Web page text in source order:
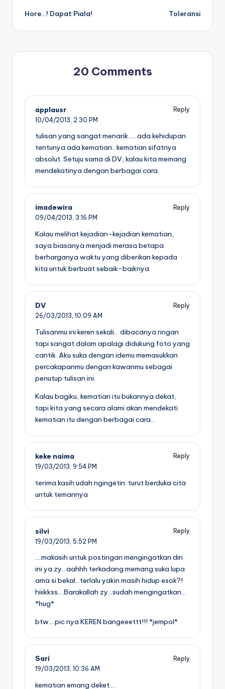
navigation
Hore…! Dapat Piala!
Toleransi
20 Comments
applausr
Reply
10/04/2013, 2:30 PM
tulisan yang sangat menarik….. ada kehidupan
tentunya ada kematian.. kematian sifatnya
absolut. Setuju sama di DV, kalau kita memang
mendekatinya dengan berbagai cara.
imadewira
Reply
09/04/2013, 3:16 PM
Kalau melihat kejadian-kejadian kematian,
saya biasanya menjadi merasa betapa
berharganya waktu yang diberikan kepada
kita untuk berbuat sebaik-baiknya.
DV
Reply
26/03/2013, 10:09 AM
Tulisanmu ini keren sekali… dibacanya ringan
tapi sangat dalam apalagi didukung foto yang
cantik. Aku suka dengan idemu memasukkan
percakapanmu dengan kawanmu sebagai
penutup tulisan ini.
Kalau bagiku, kematian itu bukannya dekat,
tapi kita yang secara alami akan mendekati
kematian itu dengan berbagai cara…
keke naima
Reply
19/03/2013, 9:54 PM
terima kasih udah ngingetin. turut berduka cita
untuk temannya
silvi
Reply
19/03/2013, 5:52 PM
….makasih untuk postingan mengingatkan diri
ini ya zy…aahhh terkadang memang suka lupa
ama si bekal…terlalu yakin masih hidup esok?!
hiiikkss….Barakallah zy…sudah mengingatkan…
*hug*
btw….pic nya KEREN bangeeettt!!! *jempol*
Sari
Reply
19/03/2013, 10:36 AM
kematian emang deket….